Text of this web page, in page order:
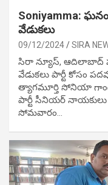
Soniyamma:
వేడుక‌లు
09/12/2024 SIRA
సిరా న్యూస్,
వేడుక‌లు పార్టీ కోసం
త్యాగమూర్తి సోనియా
పార్టీ సీనియ‌ర్ నాయ‌కులు
సోమవారం…